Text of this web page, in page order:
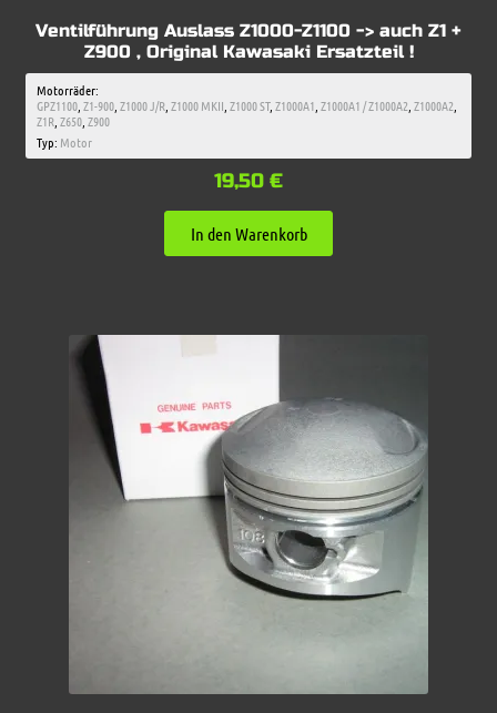
Ventilführung Auslass Z1000-Z1100 -> auch Z1 +
Z900 , Original Kawasaki Ersatzteil !
Motorräder:
GPZ1100, Z1-900, Z1000 J/R, Z1000 MKII Z1000 ST, Z1000A1 Z1000A1 / Z1000A2 Z1000A2
Z1R, Z650, Z900
Typ: Motor
19,50 €
In den Warenkorb